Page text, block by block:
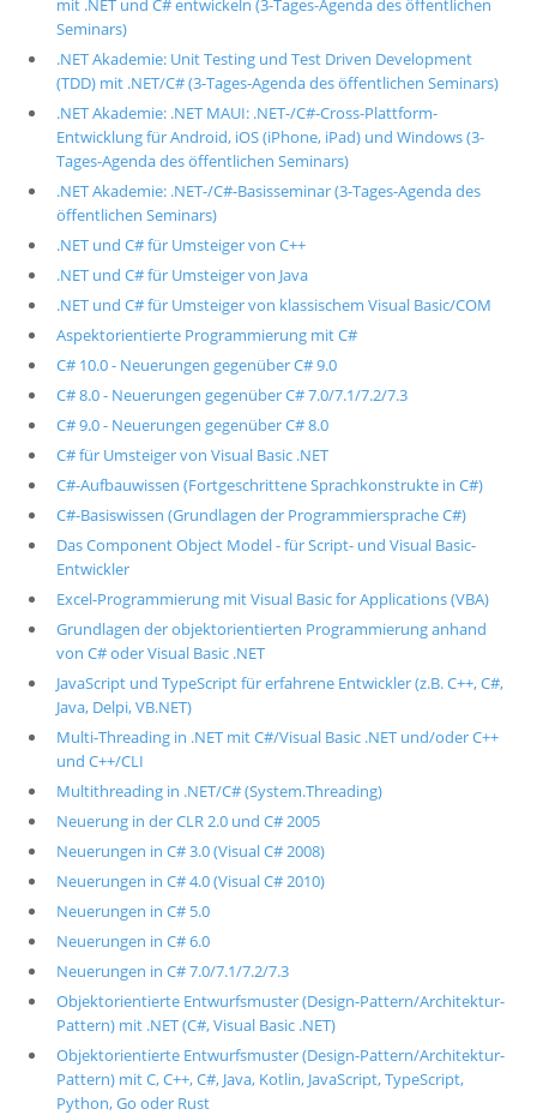
mit .NET und C# entwickeln (3-Tages-Agenda des öffentlichen
Seminars)
.NET Akademie: Unit Testing und Test Driven Development
(TDD) mit .NET/C# (3-Tages-Agenda des öffentlichen Seminars)
.NET Akademie: .NET MAUI: .NET-/C#-Cross-Plattform-
Entwicklung für Android, iOS (iPhone, iPad) und Windows (3-
Tages-Agenda des öffentlichen Seminars)
.NET Akademie: .NET-/C#-Basisseminar (3-Tages-Agenda des
öffentlichen Seminars)
.NET und C# für Umsteiger von C++
.NET und C# für Umsteiger von Java
.NET und C# für Umsteiger von klassischem Visual Basic/COM
Aspektorientierte Programmierung mit C#
C# 10.0 - Neuerungen gegenüber C# 9.0
C# 8.0 - Neuerungen gegenüber C# 7.0/7.1/7.2/7.3
C# 9.0 - Neuerungen gegenüber C# 8.0
C# für Umsteiger von Visual Basic .NET
C#-Aufbauwissen (Fortgeschrittene Sprachkonstrukte in C#)
C#-Basiswissen (Grundlagen der Programmiersprache C#)
Das Component Object Model - für Script- und Visual Basic-
Entwickler
Excel-Programmierung mit Visual Basic for Applications (VBA)
Grundlagen der objektorientierten Programmierung anhand
von C# oder Visual Basic .NET
JavaScript und TypeScript für erfahrene Entwickler (z.B. C++, C#,
Java, Delpi, VB.NET)
Multi-Threading in .NET mit C#/Visual Basic .NET und/oder C++
und C++/CLI
Multithreading in .NET/C# (System.Threading)
Neuerung in der CLR 2.0 und C# 2005
Neuerungen in C# 3.0 (Visual C# 2008)
Neuerungen in C# 4.0 (Visual C# 2010)
Neuerungen in C# 5.0
Neuerungen in C# 6.0
Neuerungen in C# 7.0/7.1/7.2/7.3
Objektorientierte Entwurfsmuster (Design-Pattern/Architektur-
Pattern) mit .NET (C#, Visual Basic .NET)
Objektorientierte Entwurfsmuster (Design-Pattern/Architektur-
Pattern) mit C, C++, C#, Java, Kotlin, JavaScript, TypeScript,
Python, Go oder Rust